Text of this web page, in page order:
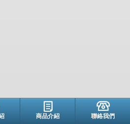
商品介紹 聯絡我們